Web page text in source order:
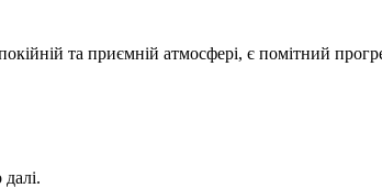
та приємній атмосфері, є помітний